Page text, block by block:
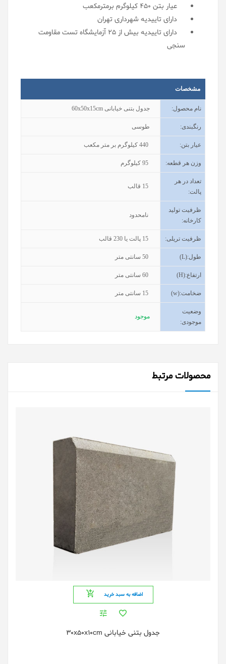
عیار بتن 450 کیلوگرم برمترمکعب
دارای تاییدیه شهرداری تهران
دارای تاییدیه بیش از 25 آزمایشگاه تست مقاومت
سنجی
مشخصات
نام محصول: جدول بتنی خیابانی 60x50x15cm
رنگبندی: طوسی
عیار بتن:
440 کیلوگرم بر متر مکعب
وزن هر قطعه:
95 کیلوگرم
تعداد در هر
پالت:
15 قالب
ظرفیت تولید
کارخانه:
نامحدود
ظرفیت تریلی:
15 پالت یا 230 قالب
طول(L):
50 سانتی متر
ارتفاع(H):
60 سانتی متر
ضخامت(w):
15 سانتی متر
وضعیت
موجودی:
موجود
محصولات مرتبط
اضافه به سبد خرید
جدول بتنی خیابانی 30x50x10cm